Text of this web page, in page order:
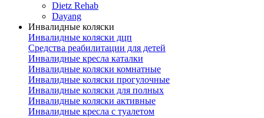
Dietz Rehab
Dayang
Инвалидные коляски
Инвалидные коляски дцп
Средства реабилитации для детей
Инвалидные кресла каталки
Инвалидные коляски комнатные
Инвалидные коляски прогулочные
Инвалидные коляски для полных
Инвалидные коляски активные
Инвалидные кресла с туалетом